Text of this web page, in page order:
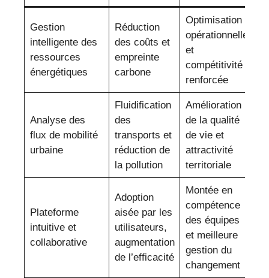
Gestion
intelligente des
ressources
énergétiques
Réduction
des coûts et
empreinte
carbone
Optimisation
opérationnelle
et
compétitivité
renforcée
Analyse des
flux de mobilité
urbaine
Fluidification
des
transports et
réduction de
la pollution
Amélioration
de la qualité
de vie et
attractivité
territoriale
Plateforme
intuitive et
collaborative
Adoption
aisée par les
utilisateurs,
augmentation
de l’efficacité
Montée en
compétence
des équipes
et meilleure
gestion du
changement